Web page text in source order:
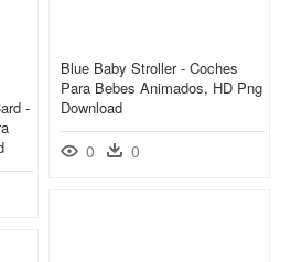
Blue Baby Stroller - Coches
Para Bebes Animados, HD Png
Download
0 0
-